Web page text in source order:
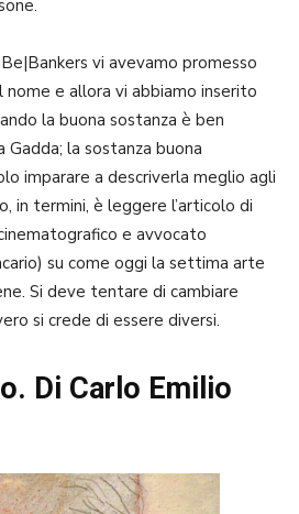
vi avevamo promesso
nome e allora vi abbiamo inserito
la buona sostanza è ben
Gadda; la sostanza buona
imparare a descriverla meglio agli
in termini, è leggere l’articolo di
e avvocato
su come oggi la settima arte
Si deve tentare di cambiare
si crede di essere diversi.
Di Carlo Emilio